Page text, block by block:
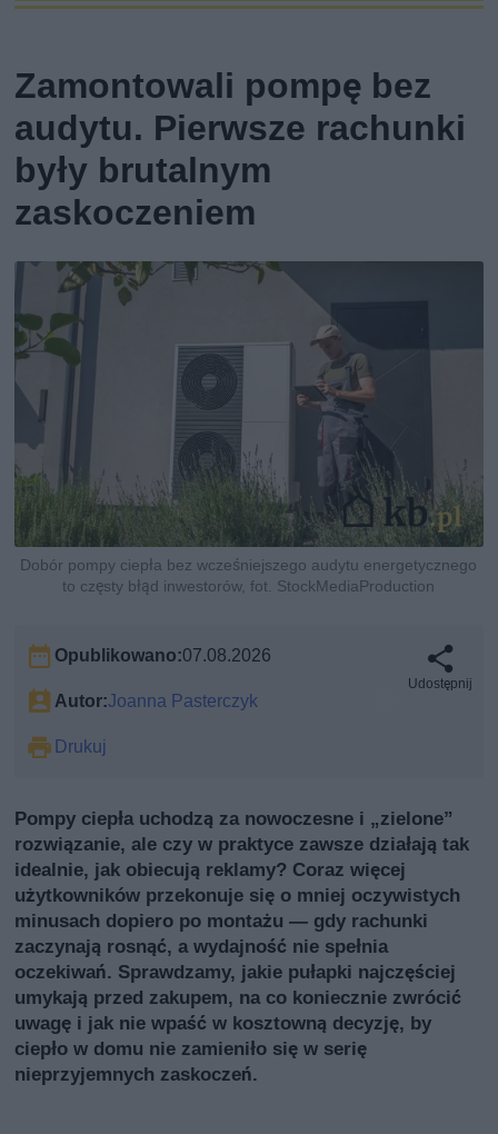
Zamontowali pompę bez
audytu. Pierwsze rachunki
były brutalnym
zaskoczeniem
Dobór pompy ciepła bez wcześniejszego audytu energetycznego
to częsty błąd inwestorów, fot. StockMediaProduction
Opublikowano:07.08.2026
Autor:Joanna Pasterczyk
Drukuj
Udostępnij
Pompy ciepła uchodzą za nowoczesne i „zielone”
rozwiązanie, ale czy w praktyce zawsze działają tak
idealnie, jak obiecują reklamy? Coraz więcej
użytkowników przekonuje się o mniej oczywistych
minusach dopiero po montażu — gdy rachunki
zaczynają rosnąć, a wydajność nie spełnia
oczekiwań. Sprawdzamy, jakie pułapki najczęściej
umykają przed zakupem, na co koniecznie zwrócić
uwagę i jak nie wpaść w kosztowną decyzję, by
ciepło w domu nie zamieniło się w serię
nieprzyjemnych zaskoczeń.